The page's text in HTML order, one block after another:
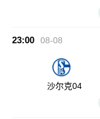
23:00 08-08
沙尔克04